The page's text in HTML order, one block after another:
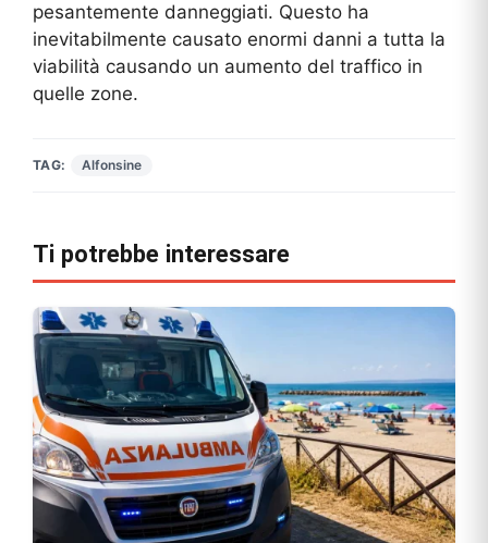
pesantemente danneggiati. Questo ha
inevitabilmente causato enormi danni a tutta la
viabilità causando un aumento del traffico in
quelle zone.
TAG: Alfonsine
Ti potrebbe interessare